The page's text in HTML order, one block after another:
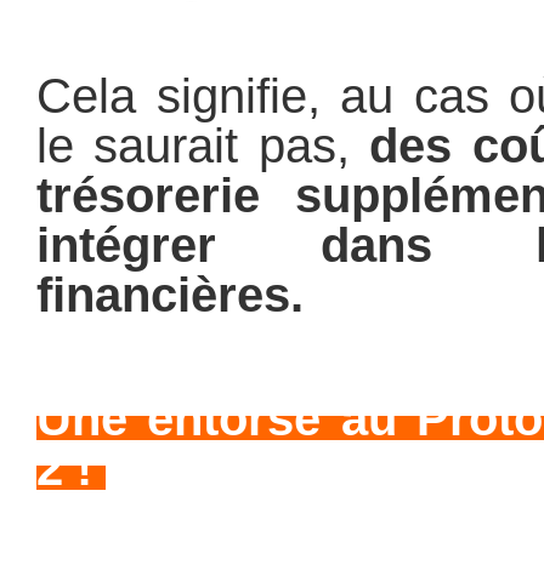
Cela signifie, au cas
le saurait pas, des
trésorerie
intégrer dans
financières.
Une entorse au
2 !